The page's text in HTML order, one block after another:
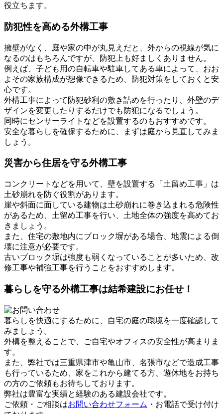
役立ちます。
防犯性を高める外構工事
擁壁がなく、庭や家の中が丸見えだと、外からの視線が気に
なるのはもちろんですが、防犯上も好ましくありません。
例えば、子ども用の自転車や駐車してある車によって、おお
よその家族構成が想像できるため、防犯対策をしておくと安
心です。
外構工事によって防犯砂利の敷き詰めを行ったり、外壁のデ
ザインを変更したりするだけでも防犯になるでしょう。
同時にセンサーライトなどを設置するのもおすすめです。
安全な暮らしを確保するために、まずは庭から見直してみま
しょう。
災害から住居を守る外構工事
コンクリートなどを用いて、壁を設置する「土留め工事」は
土砂崩れを防ぐ役割があります。
崖や斜面に面している建物は土砂崩れに巻き込まれる危険性
があるため、土留め工事を行い、土地全体の強度を高めてお
きましょう。
また、住宅の敷地内にブロック塀がある場合、地震による倒
壊に注意が必要です。
古いブロック塀は強度も弱くなっていることが多いため、改
修工事や補強工事を行うことをおすすめします。
暮らしを守る外構工事は結希建設にお任せ！
暮らしを快適にするために、自宅の庭の環境を一度確認して
みましょう。
外構を整えることで、ご自宅やオフィスの安全性が高まりま
す。
また、弊社では三重県津市や亀山市、名張市などで造成工事
も行っているため、家をこれから建てる方、遊休地をお持ち
の方のご依頼もお待ちしております。
弊社は豊富な実績と経験のある建設会社です。
ご依頼・ご相談はお問い合わせフォーム ・お電話で受け付け